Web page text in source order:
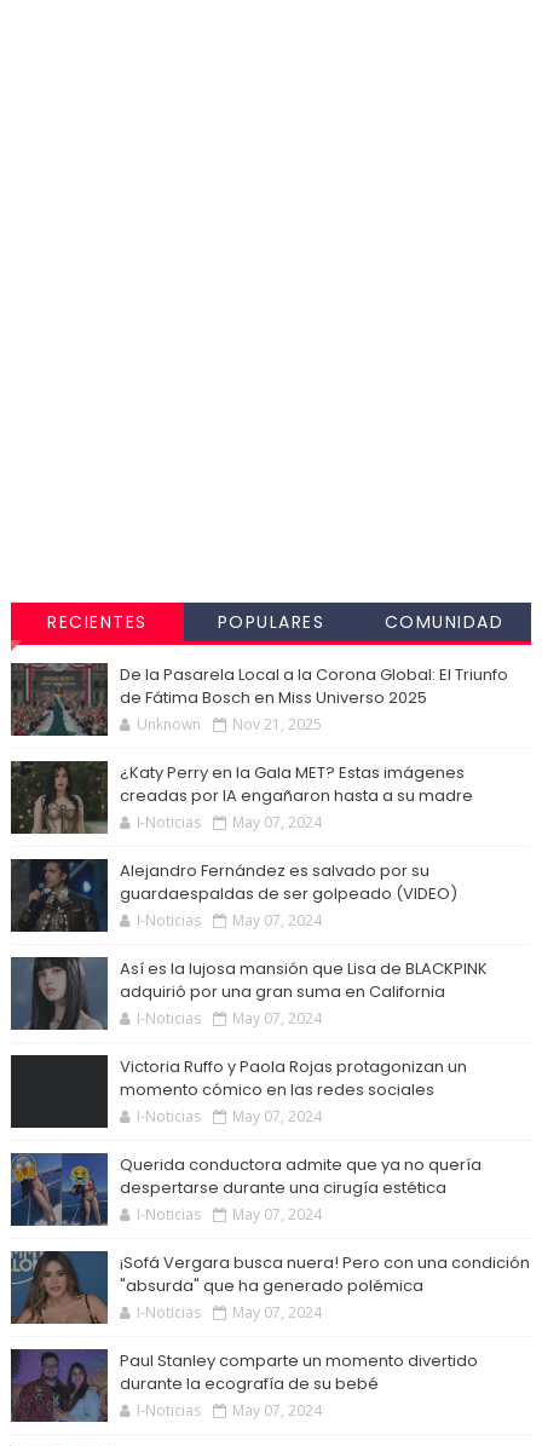
RECIENTES POPULARES COMUNIDAD
De la Pasarela Local a la Corona Global: El Triunfo
de Fátima Bosch en Miss Universo 2025
Unknown Nov 21, 2025
¿Katy Perry en la Gala MET? Estas imágenes
creadas por IA engañaron hasta a su madre
I-Noticias May 07, 2024
Alejandro Fernández es salvado por su
guardaespaldas de ser golpeado (VIDEO)
I-Noticias May 07, 2024
Así es la lujosa mansión que Lisa de BLACKPINK
adquirió por una gran suma en California
I-Noticias May 07, 2024
Victoria Ruffo y Paola Rojas protagonizan un
momento cómico en las redes sociales
I-Noticias May 07, 2024
Querida conductora admite que ya no quería
despertarse durante una cirugía estética
I-Noticias May 07, 2024
¡Sofá Vergara busca nuera! Pero con una condición
"absurda" que ha generado polémica
I-Noticias May 07, 2024
Paul Stanley comparte un momento divertido
durante la ecografía de su bebé
I-Noticias May 07, 2024